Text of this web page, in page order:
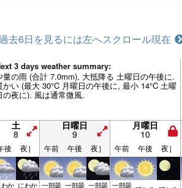
去6日を見るには左へスクロール現在
3 days weather summary:
量の雨 (合計 7.0mm), 大抵降る 土曜日の午後に.
かい (最大 30°C 月曜日の午後に, 最小 14°C 土曜
の夜に). 風は通常微風.
土
8
日曜日
9
月曜日
10
後 夜］ 午前 午後 夜］ 午前 午後 夜］
か にわか 一部曇 一部曇 一部曇 一部曇